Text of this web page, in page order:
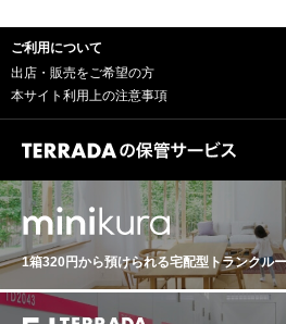
ご利用について
出店・販売をご希望の方
本サイト利用上の注意事項
1箱320円から預けられる宅配型トランクル